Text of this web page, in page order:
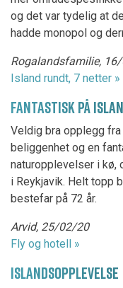
og det var tydelig at
hadde monopol og
Rogalandsfamilie,
Island rundt, 7 netter »
FANTASTISK PÅ
Veldig bra opplegg
beliggenhet og en
naturopplevelser i kø,
i Reykjavik. Helt topp
bestefar på 72 år.
Arvid, 25/02/20
Fly og hotell »
ISLANDSOPPLEVELSE